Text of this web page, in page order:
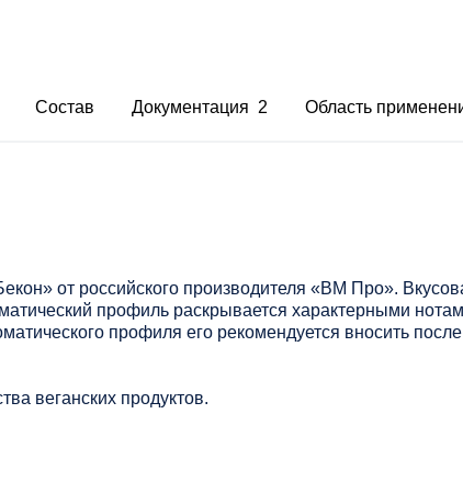
Состав Документация 2 Область
от российского производителя «ВМ Про».
профиль раскрывается характерными
профиля его рекомендуется вносить
веганских продуктов.